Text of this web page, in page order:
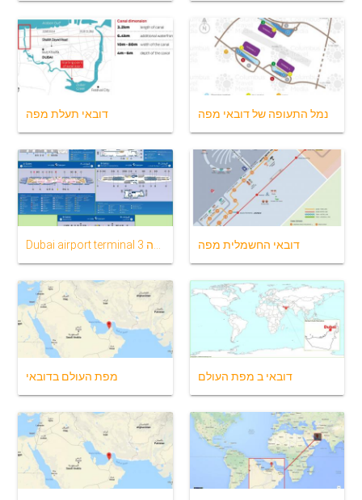
דובאי תעלת מפה נמל התעופה של דובאי מפה
Dubai airport terminal 3 מפה דובאי החשמלית מפה
מפת העולם בדובאי דובאי ב מפת העולם